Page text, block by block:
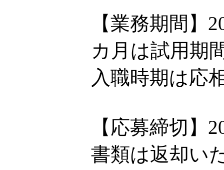
【業務期間】
カ月は試用期
入職時期は応
【応募締切】
書類は返却い